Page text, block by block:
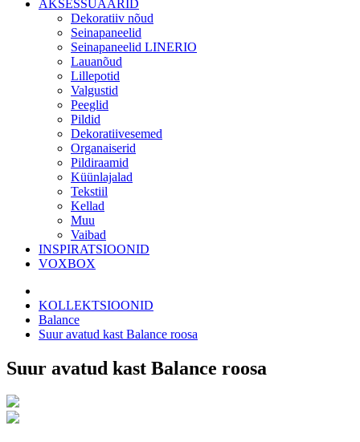
AKSESSUAARID
Dekoratiiv nõud
Seinapaneelid
Seinapaneelid LINERIO
Lauanõud
Lillepotid
Valgustid
Peeglid
Pildid
Dekoratiivesemed
Organaiserid
Pildiraamid
Küünlajalad
Tekstiil
Kellad
Muu
Vaibad
INSPIRATSIOONID
VOXBOX
KOLLEKTSIOONID
Balance
Suur avatud kast Balance roosa
Suur avatud kast Balance roosa